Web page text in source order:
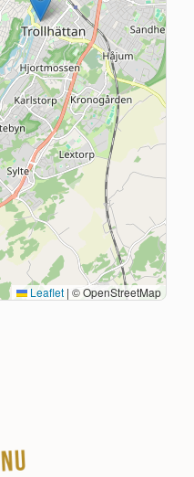
Leaflet | © OpenStreetMap